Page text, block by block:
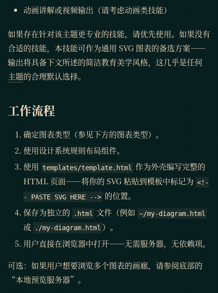
动画讲解或视频输出（请考虑动画类技能）
如果存在针对该主题更专业的技能，请优先使用。如果没有
合适的技能，本技能可作为通用 SVG 图表的备选方案——
输出将具备下文所述的简洁教育美学风格，这几乎是任何
主题的合理默认选择。
工作流程
确定图表类型（参见下方的图表类型）。
使用设计系统规则布局组件。
使用 templates/template.html
作为外壳编写完整的
HTML 页面——将你的 SVG 粘贴到模板中标记为 <!-
- PASTE SVG HERE --> 的位置。
保存为独立的
.html 文件（例如 ~/my-diagram.html
或 ./my-diagram.html ）。
用户直接在浏览器中打开——无需服务器，无依赖项。
可选：如果用户想要浏览多个图表的画廊，请参阅底部的
“本地预览服务器”。